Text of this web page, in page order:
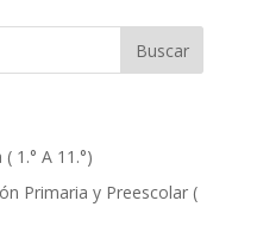
1.° A 11.°)
Primaria y Preescolar (